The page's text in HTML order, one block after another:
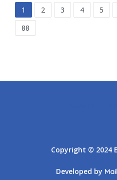
1 2 3 4 5
88
Copyright © 2024
Developed by